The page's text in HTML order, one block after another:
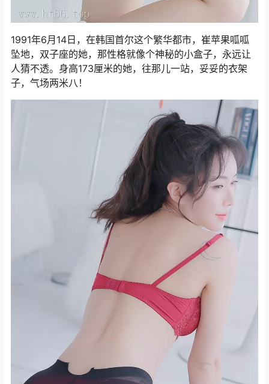
1991年6月14日，在韩国首尔这个繁华都市，崔苹果呱呱
坠地，双子座的她，那性格就像个神秘的小盒子，永远让
人猜不透。身高173厘米的她，往那儿一站，妥妥的衣架
子，气场两米八！